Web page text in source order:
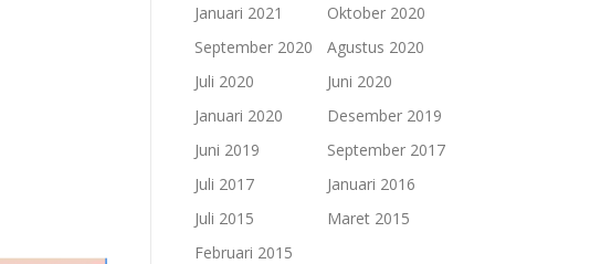
Januari 2021
Oktober 2020
September 2020
Agustus 2020
Juli 2020
Juni 2020
Januari 2020
Desember 2019
Juni 2019
September 2017
Juli 2017
Januari 2016
Juli 2015
Maret 2015
Februari 2015